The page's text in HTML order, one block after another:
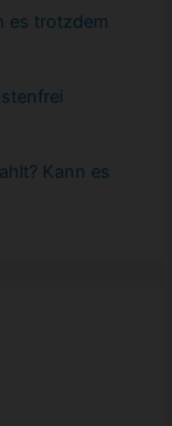
es trotzdem
Kann es